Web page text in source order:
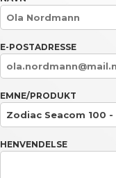
E-POSTADRESSE
EMNE/PRODUKT
HENVENDELSE